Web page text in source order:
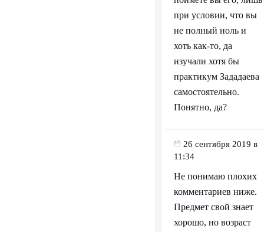
при условии, что вы
не полный ноль и
хоть как-то, да
изучали хотя бы
практикум Зададаева
самостоятельно.
Понятно, да?
26 сентября 2019 в
11:34
Не понимаю плохих
комментариев ниже.
Предмет свой знает
хорошо, но возраст